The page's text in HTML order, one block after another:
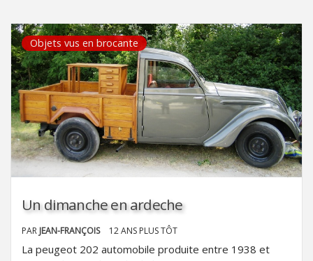
Objets vus en brocante
Un dimanche en ardeche
PAR JEAN-FRANÇOIS 12 ANS PLUS TÔT
La peugeot 202 automobile produite entre 1938 et